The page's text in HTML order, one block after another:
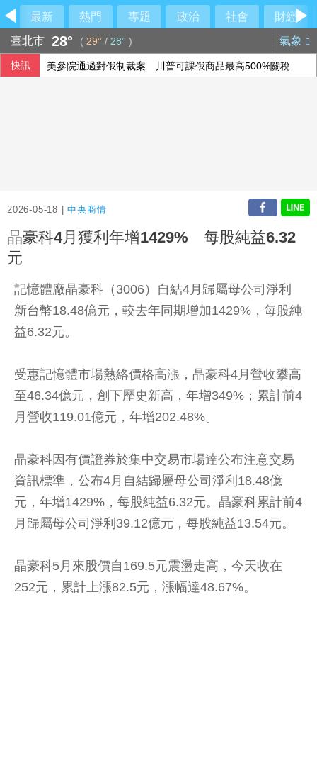
最新 熱門 專題 政治 社會
財經
臺北市 28° ( 29° / 28° ) 氣象
快訊 美參院通過對俄制裁案 川普可課俄商品最高500%關稅
2026-05-18 |中央商情
晶豪科4月獲利年增1429% 每股純益6.32
元
記憶體廠晶豪科（3006）自結4月歸屬母公司淨利
新台幣18.48億元，較去年同期增加1429%，每股純
益6.32元。
受惠記憶體市場熱絡價格高漲，晶豪科4月營收攀高
至46.34億元，創下歷史新高，年增349%；累計前4
月營收119.01億元，年增202.48%。
晶豪科因有價證券於集中交易市場達公布注意交易
資訊標準，公布4月自結歸屬母公司淨利18.48億
元，年增1429%，每股純益6.32元。晶豪科累計前4
月歸屬母公司淨利39.12億元，每股純益13.54元。
晶豪科5月來股價自169.5元震盪走高，今天收在
252元，累計上漲82.5元，漲幅達48.67%。